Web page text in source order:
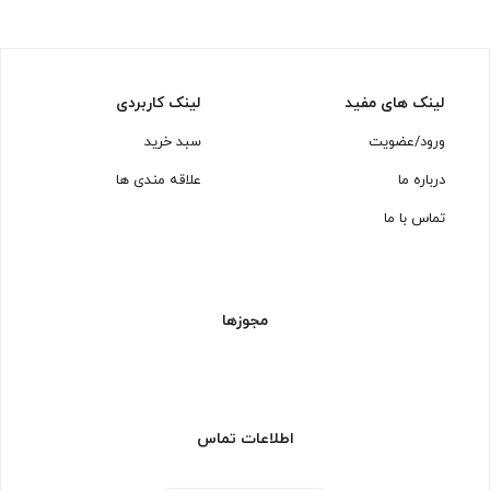
لینک های مفید
ورود/عضویت
درباره ما
تماس با ما
لینک کاربردی
سبد خرید
علاقه مندی ها
مجوزها
اطلاعات تماس